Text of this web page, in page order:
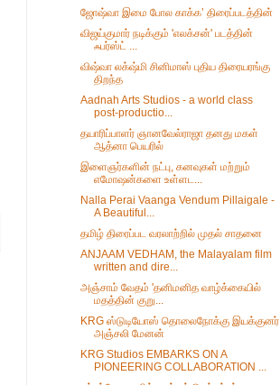
ஜோஷ்வா இமை போல காக்க’ திரைப்படத்தின்
விஜய்குமார் நடிக்கும் 'எலக்சன்' படத்தின்
ஃபர்ஸ்ட் ...
விஷ்வா லக்‌ஷ்மி சினிமாஸ் புதிய திரையரங்கு
திறந்த
Aadnah Arts Studios - a world class
post-productio...
தயாரிப்பாளர் ஞானவேல்ராஜா தனது மகள்
ஆத்னா பெயரில்
இளைஞர்களின் நட்பு, கனவுகள் மற்றும்
எமோஷன்களை உள்ளட...
Nalla Perai Vaanga Vendum Pillaigale -
A Beautiful...
தமிழ் திரைப்பட வரலாற்றில் முதல் சாதனை
ANJAAM VEDHAM, the Malayalam film
written and dire...
அஞ்சாம் வேதம் 'தனிமனித வாழ்க்கையில்
மதத்தின் குறு...
KRG ஸ்டுடியோஸ் தொலைநோக்கு இயக்குனர்
அஞ்சலி மேனன்
KRG Studios EMBARKS ON A
PIONEERING COLLABORATION ...